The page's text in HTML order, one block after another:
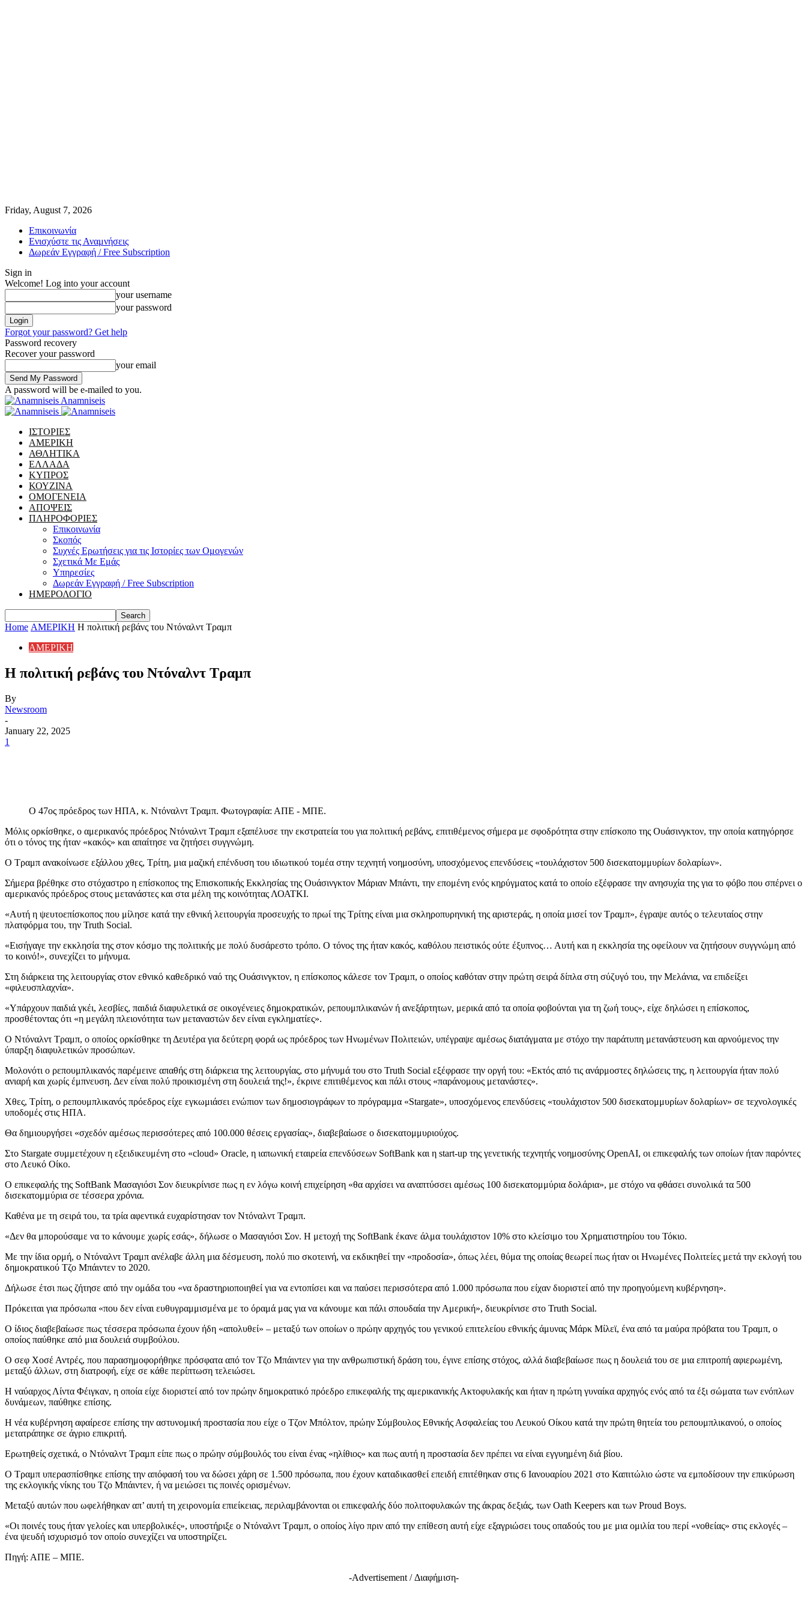
Friday, August 7, 2026
Επικοινωνία
Ενισχύστε τις Αναμνήσεις
Δωρεάν Εγγραφή / Free Subscription
Sign in
Welcome! Log into your account
your username
your password
Forgot your password? Get help
Password recovery
Recover your password
your email
A password will be e-mailed to you.
Anamniseis
ΙΣΤΟΡΙΕΣ
ΑΜΕΡΙΚΗ
ΑΘΛΗΤΙΚΑ
ΕΛΛΑΔΑ
ΚΥΠΡΟΣ
ΚΟΥΖΙΝΑ
ΟΜΟΓΕΝΕΙΑ
ΑΠΟΨΕΙΣ
ΠΛΗΡΟΦΟΡΙΕΣ
Επικοινωνία
Σκοπός
Συχνές Ερωτήσεις για τις Ιστορίες των Ομογενών
Σχετικά Με Εμάς
Υπηρεσίες
Δωρεάν Εγγραφή / Free Subscription
ΗΜΕΡΟΛΟΓΙΟ
Home ΑΜΕΡΙΚΗ Η πολιτική ρεβάνς του Ντόναλντ Τραμπ
ΑΜΕΡΙΚΗ
Η πολιτική ρεβάνς του Ντόναλντ Τραμπ
By
Newsroom
-
January 22, 2025
1
Ο 47ος πρόεδρος των ΗΠΑ, κ. Ντόναλντ Τραμπ. Φωτογραφία: ΑΠΕ - ΜΠΕ.
Μόλις ορκίσθηκε, ο αμερικανός πρόεδρος Ντόναλντ Τραμπ εξαπέλυσε την εκστρατεία του για πολιτική ρεβάνς, επιτιθέμενος σήμερα με σφοδρότητα στην επίσκοπο της Ουάσινγκτον, την οποία κατηγόρησε
ότι ο τόνος της ήταν «κακός» και απαίτησε να ζητήσει συγγνώμη.
Ο Τραμπ ανακοίνωσε εξάλλου χθες, Τρίτη, μια μαζική επένδυση του ιδιωτικού τομέα στην τεχνητή νοημοσύνη, υποσχόμενος επενδύσεις «τουλάχιστον 500 δισεκατομμυρίων δολαρίων».
Σήμερα βρέθηκε στο στόχαστρο η επίσκοπος της Επισκοπικής Εκκλησίας της Ουάσινγκτον Μάριαν Μπάντι, την επομένη ενός κηρύγματος κατά το οποίο εξέφρασε την ανησυχία της για το φόβο που σπέρνει ο
αμερικανός πρόεδρος στους μετανάστες και στα μέλη της κοινότητας ΛΟΑΤΚΙ.
«Αυτή η ψευτοεπίσκοπος που μίλησε κατά την εθνική λειτουργία προσευχής το πρωί της Τρίτης είναι μια σκληροπυρηνική της αριστεράς, η οποία μισεί τον Τραμπ», έγραψε αυτός ο τελευταίος στην
πλατφόρμα του, την Truth Social.
«Εισήγαγε την εκκλησία της στον κόσμο της πολιτικής με πολύ δυσάρεστο τρόπο. Ο τόνος της ήταν κακός, καθόλου πειστικός ούτε έξυπνος… Αυτή και η εκκλησία της οφείλουν να ζητήσουν συγγνώμη από
το κοινό!», συνεχίζει το μήνυμα.
Στη διάρκεια της λειτουργίας στον εθνικό καθεδρικό ναό της Ουάσινγκτον, η επίσκοπος κάλεσε τον Τραμπ, ο οποίος καθόταν στην πρώτη σειρά δίπλα στη σύζυγό του, την Μελάνια, να επιδείξει
«φιλευσπλαχνία».
«Υπάρχουν παιδιά γκέι, λεσβίες, παιδιά διαφυλετικά σε οικογένειες δημοκρατικών, ρεπουμπλικανών ή ανεξάρτητων, μερικά από τα οποία φοβούνται για τη ζωή τους», είχε δηλώσει η επίσκοπος,
προσθέτοντας ότι «η μεγάλη πλειονότητα των μεταναστών δεν είναι εγκληματίες».
Ο Ντόναλντ Τραμπ, ο οποίος ορκίσθηκε τη Δευτέρα για δεύτερη φορά ως πρόεδρος των Ηνωμένων Πολιτειών, υπέγραψε αμέσως διατάγματα με στόχο την παράτυπη μετανάστευση και αρνούμενος την
ύπαρξη διαφυλετικών προσώπων.
Μολονότι ο ρεπουμπλικανός παρέμεινε απαθής στη διάρκεια της λειτουργίας, στο μήνυμά του στο Truth Social εξέφρασε την οργή του: «Εκτός από τις ανάρμοστες δηλώσεις της, η λειτουργία ήταν πολύ
ανιαρή και χωρίς έμπνευση. Δεν είναι πολύ προικισμένη στη δουλειά της!», έκρινε επιτιθέμενος και πάλι στους «παράνομους μετανάστες».
Χθες, Τρίτη, ο ρεπουμπλικανός πρόεδρος είχε εγκωμιάσει ενώπιον των δημοσιογράφων το πρόγραμμα «Stargate», υποσχόμενος επενδύσεις «τουλάχιστον 500 δισεκατομμυρίων δολαρίων» σε τεχνολογικές
υποδομές στις ΗΠΑ.
Θα δημιουργήσει «σχεδόν αμέσως περισσότερες από 100.000 θέσεις εργασίας», διαβεβαίωσε ο δισεκατομμυριούχος.
Στο Stargate συμμετέχουν η εξειδικευμένη στο «cloud» Oracle, η ιαπωνική εταιρεία επενδύσεων SoftBank και η start-up της γενετικής τεχνητής νοημοσύνης OpenAI, οι επικεφαλής των οποίων ήταν παρόντες
στο Λευκό Οίκο.
Ο επικεφαλής της SoftBank Μασαγιόσι Σον διευκρίνισε πως η εν λόγω κοινή επιχείρηση «θα αρχίσει να αναπτύσσει αμέσως 100 δισεκατομμύρια δολάρια», με στόχο να φθάσει συνολικά τα 500
δισεκατομμύρια σε τέσσερα χρόνια.
Καθένα με τη σειρά του, τα τρία αφεντικά ευχαρίστησαν τον Ντόναλντ Τραμπ.
«Δεν θα μπορούσαμε να το κάνουμε χωρίς εσάς», δήλωσε ο Μασαγιόσι Σον. Η μετοχή της SoftBank έκανε άλμα τουλάχιστον 10% στο κλείσιμο του Χρηματιστηρίου του Τόκιο.
Με την ίδια ορμή, ο Ντόναλντ Τραμπ ανέλαβε άλλη μια δέσμευση, πολύ πιο σκοτεινή, να εκδικηθεί την «προδοσία», όπως λέει, θύμα της οποίας θεωρεί πως ήταν οι Ηνωμένες Πολιτείες μετά την εκλογή του
δημοκρατικού Τζο Μπάιντεν το 2020.
Δήλωσε έτσι πως ζήτησε από την ομάδα του «να δραστηριοποιηθεί για να εντοπίσει και να παύσει περισσότερα από 1.000 πρόσωπα που είχαν διοριστεί από την προηγούμενη κυβέρνηση».
Πρόκειται για πρόσωπα «που δεν είναι ευθυγραμμισμένα με το όραμά μας για να κάνουμε και πάλι σπουδαία την Αμερική», διευκρίνισε στο Truth Social.
Ο ίδιος διαβεβαίωσε πως τέσσερα πρόσωπα έχουν ήδη «απολυθεί» – μεταξύ των οποίων ο πρώην αρχηγός του γενικού επιτελείου εθνικής άμυνας Μάρκ Μίλεϊ, ένα από τα μαύρα πρόβατα του Τραμπ, ο
οποίος παύθηκε από μια δουλειά συμβούλου.
Ο σεφ Χοσέ Αντρές, που παρασημοφορήθηκε πρόσφατα από τον Τζο Μπάιντεν για την ανθρωπιστική δράση του, έγινε επίσης στόχος, αλλά διαβεβαίωσε πως η δουλειά του σε μια επιτροπή αφιερωμένη,
μεταξύ άλλων, στη διατροφή, είχε σε κάθε περίπτωση τελειώσει.
Η ναύαρχος Λίντα Φέιγκαν, η οποία είχε διοριστεί από τον πρώην δημοκρατικό πρόεδρο επικεφαλής της αμερικανικής Ακτοφυλακής και ήταν η πρώτη γυναίκα αρχηγός ενός από τα έξι σώματα των ενόπλων
δυνάμεων, παύθηκε επίσης.
Η νέα κυβέρνηση αφαίρεσε επίσης την αστυνομική προστασία που είχε ο Τζον Μπόλτον, πρώην Σύμβουλος Εθνικής Ασφαλείας του Λευκού Οίκου κατά την πρώτη θητεία του ρεπουμπλικανού, ο οποίος
μετατράπηκε σε άγριο επικριτή.
Ερωτηθείς σχετικά, ο Ντόναλντ Τραμπ είπε πως ο πρώην σύμβουλός του είναι ένας «ηλίθιος» και πως αυτή η προστασία δεν πρέπει να είναι εγγυημένη διά βίου.
Ο Τραμπ υπερασπίσθηκε επίσης την απόφασή του να δώσει χάρη σε 1.500 πρόσωπα, που έχουν καταδικασθεί επειδή επιτέθηκαν στις 6 Ιανουαρίου 2021 στο Καπιτώλιο ώστε να εμποδίσουν την επικύρωση
της εκλογικής νίκης του Τζο Μπάιντεν, ή να μειώσει τις ποινές ορισμένων.
Μεταξύ αυτών που ωφελήθηκαν απ’ αυτή τη χειρονομία επιείκειας, περιλαμβάνονται οι επικεφαλής δύο πολιτοφυλακών της άκρας δεξιάς, των Oath Keepers και των Proud Boys.
«Οι ποινές τους ήταν γελοίες και υπερβολικές», υποστήριξε ο Ντόναλντ Τραμπ, ο οποίος λίγο πριν από την επίθεση αυτή είχε εξαγριώσει τους οπαδούς του με μια ομιλία του περί «νοθείας» στις εκλογές –
ένα ψευδή ισχυρισμό τον οποίο συνεχίζει να υποστηρίζει.
Πηγή: ΑΠΕ – ΜΠΕ.
-Advertisement / Διαφήμιση-